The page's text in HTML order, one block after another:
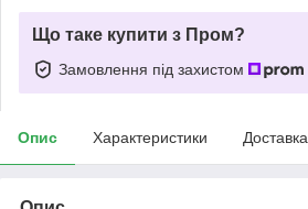
Що таке купити з Пром?
Замовлення під захистом
Опис Характеристики Доставка